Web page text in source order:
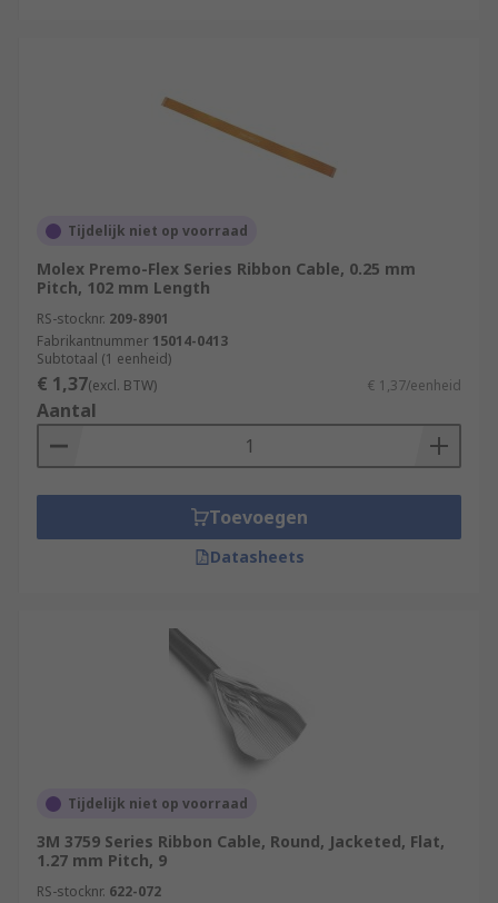
Tijdelijk niet op voorraad
Molex Premo-Flex Series Ribbon Cable, 0.25 mm
Pitch, 102 mm Length
RS-stocknr. 209-8901
Fabrikantnummer 15014-0413
Subtotaal (1 eenheid)
€ 1,37(excl. BTW) € 1,37/eenheid
Aantal
Toevoegen
Datasheets
Tijdelijk niet op voorraad
3M 3759 Series Ribbon Cable, Round, Jacketed, Flat,
1.27 mm Pitch, 9
RS-stocknr. 622-072